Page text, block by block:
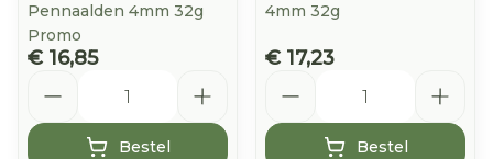
Pennaalden 4mm 32g
Promo
€ 16,85
Bestel
4mm 32g
€ 17,23
Bestel